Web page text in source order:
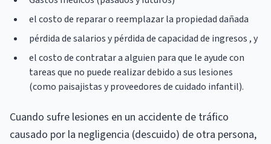
el costo de reparar o reemplazar la propiedad dañada
pérdida de salarios y pérdida de capacidad de ingresos , y
el costo de contratar a alguien para que le ayude con
tareas que no puede realizar debido a sus lesiones
(como paisajistas y proveedores de cuidado infantil).
Cuando sufre lesiones en un accidente de tráfico
causado por la negligencia (descuido) de otra persona,